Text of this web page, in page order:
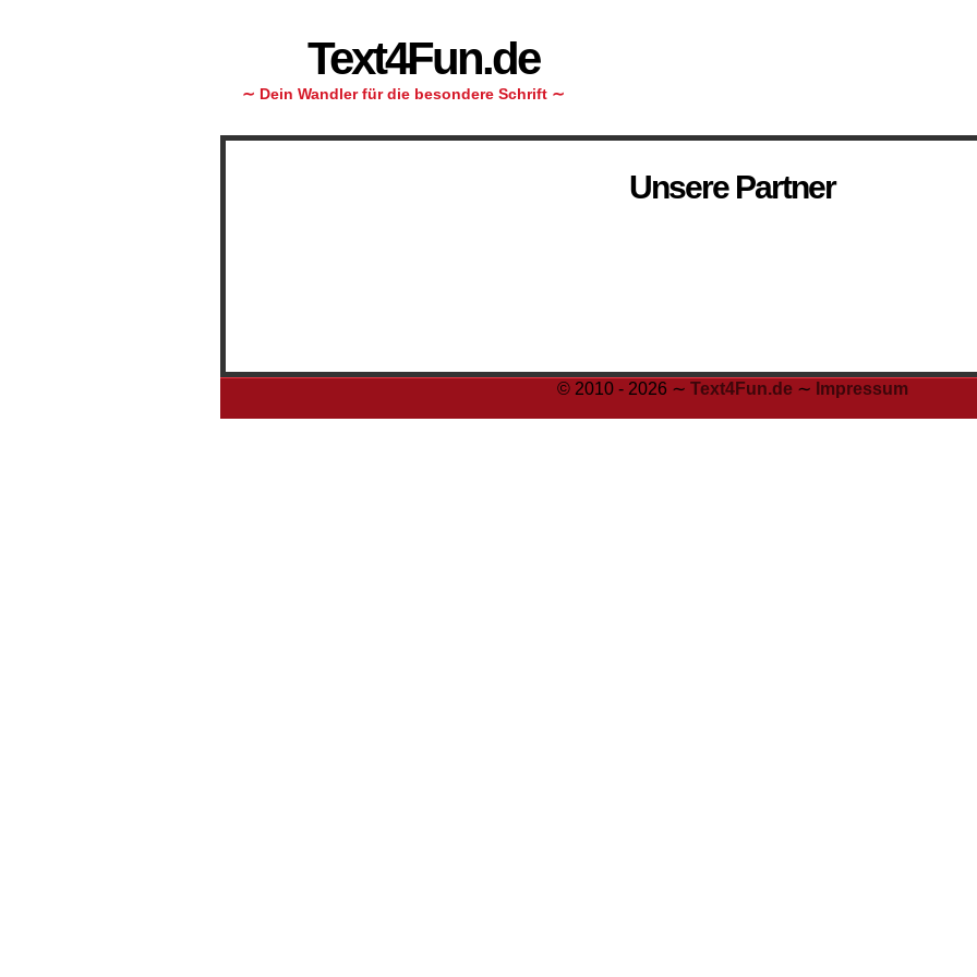
Text4Fun.de
∼ Dein Wandler für die besondere Schrift ∼
Unsere Partner
© 2010 - 2026 ∼ Text4Fun.de∼ Impressum